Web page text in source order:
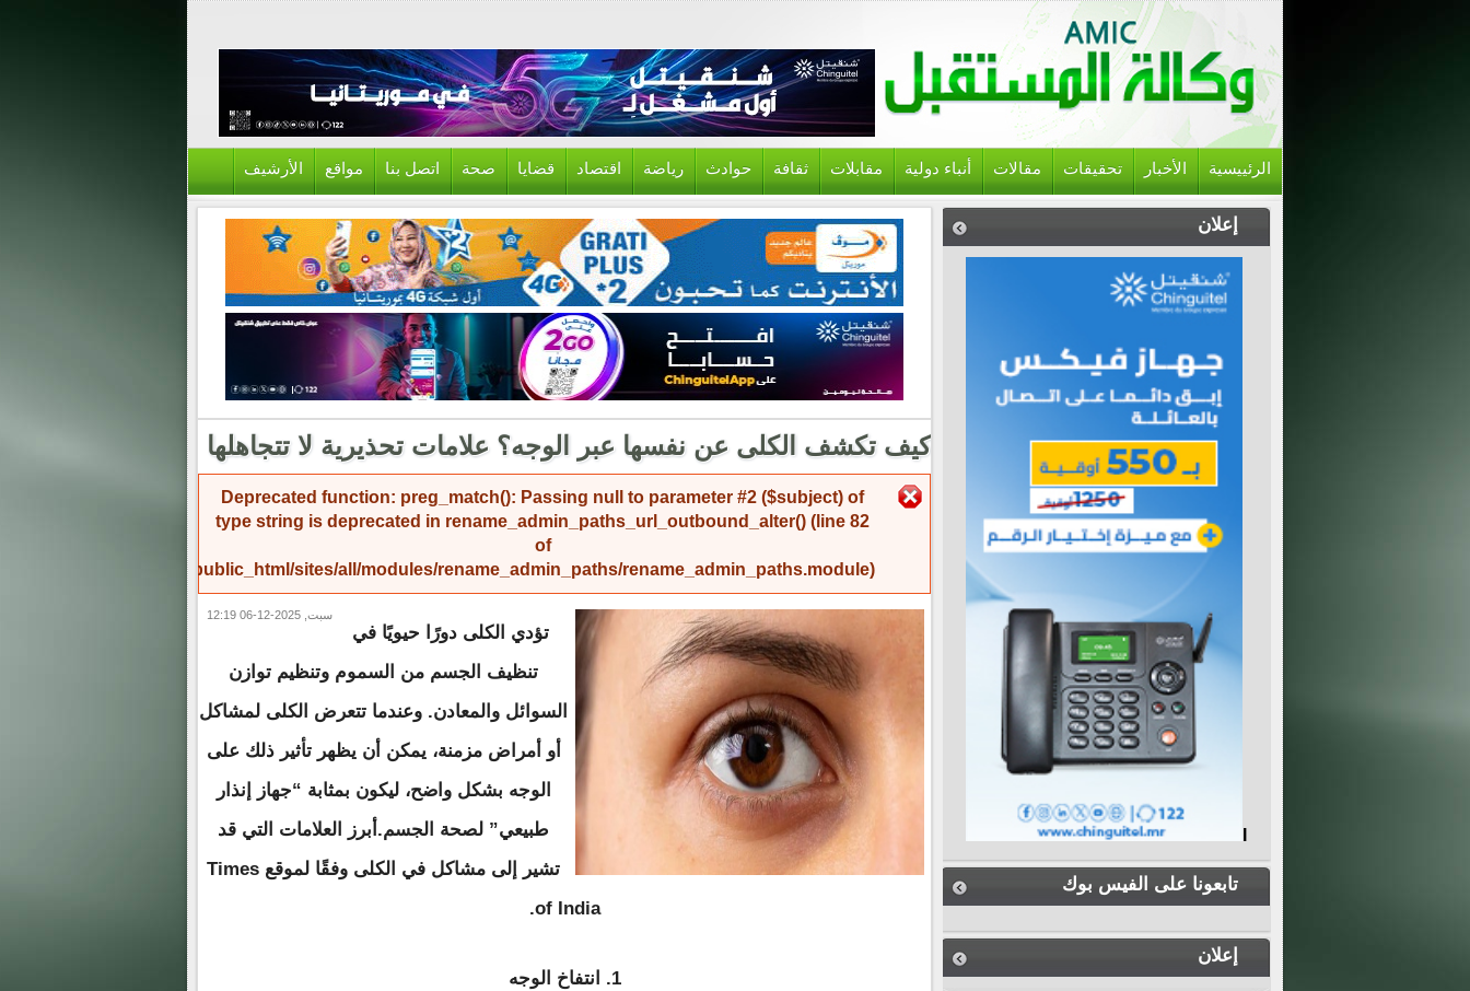
الرئييسية الأخبار تحقيقات مقالات أنباء دولية مقابلات ثقافة حوادث رياضة اقتصاد قضايا صحة اتصل بنا مواقع الأرشيف
إعلان
تابعونا على الفيس بوك
إعلان
كيف تكشف الكلى عن نفسها عبر الوجه؟ علامات تحذيرية لا تتجاهلها
رسالة الخطأ Deprecated function: preg_match(): Passing null to parameter #2 ($subject) of
type string is deprecated in rename_admin_paths_url_outbound_alter() (line 82
of
/home/amicinf1/public_html/sites/all/modules/rename_admin_paths/rename_admin_paths.module).
سبت, 2025-12-06 12:19
تؤدي الكلى دورًا حيويًا في
تنظيف الجسم من السموم وتنظيم توازن
السوائل والمعادن. وعندما تتعرض الكلى لمشاكل
أو أمراض مزمنة، يمكن أن يظهر تأثير ذلك على
الوجه بشكل واضح، ليكون بمثابة “جهاز إنذار
طبيعي” لصحة الجسم.أبرز العلامات التي قد
تشير إلى مشاكل في الكلى وفقًا لموقع Times
of India.
1. انتفاخ الوجه